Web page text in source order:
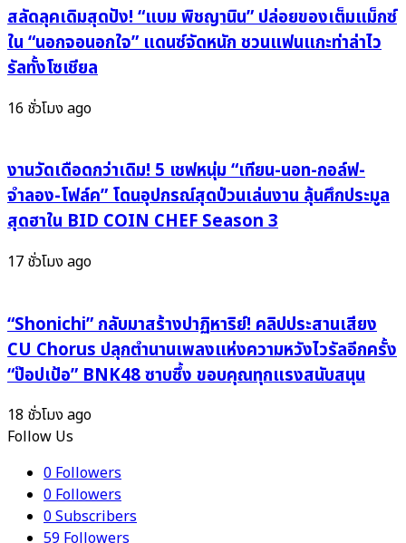
กรุ๊ป
K-
pop
ที่
มี
ยอด
ชม
ใน
โซน
นี้
สูงสุด
ตลอด
ครั้ง
แรก
ใน
ชีวิต
การ
สลัดลุคเดิมสุดปัง! “แบม พิชญานิน” ปล่อยของเต็มแม็กซ์
ใน “นอกจอนอกใจ” แดนซ์จัดหนัก ชวนแฟนแกะท่าล่าไว
รัลทั้งโซเชียล
16 ชั่วโมง ago
งานวัดเดือดกว่าเดิม! 5 เชฟหนุ่ม “เทียน-นอท-กอล์ฟ-
จำลอง-โฟล์ค” โดนอุปกรณ์สุดป่วนเล่นงาน ลุ้นศึกประมูล
สุดฮาใน BID COIN CHEF Season 3
17 ชั่วโมง ago
“Shonichi” กลับมาสร้างปาฏิหาริย์! คลิปประสานเสียง
CU Chorus ปลุกตำนานเพลงแห่งความหวังไวรัลอีกครั้ง
“ป๊อปเป้อ” BNK48 ซาบซึ้ง ขอบคุณทุกแรงสนับสนุน
18 ชั่วโมง ago
Follow Us
0Followers
0Followers
0Subscribers